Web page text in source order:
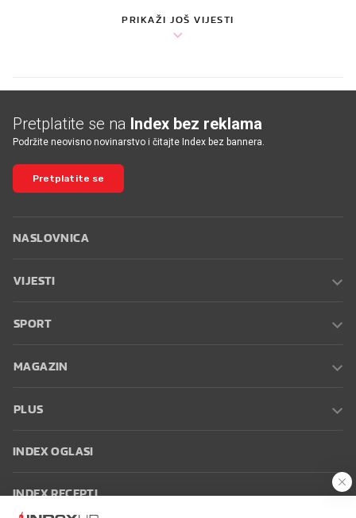
PRIKAŽI JOŠ VIJESTI
Pretplatite se na Index bez reklama
Podržite neovisno novinarstvo i čitajte Index bez bannera.
Pretplatite se
NASLOVNICA
VIJESTI
SPORT
MAGAZIN
PLUS
INDEX OGLASI
INDEX RECEPTI